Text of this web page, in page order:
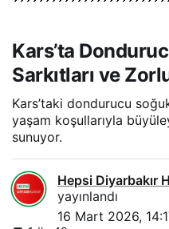
Kars’ta
Sarkıtları ve
Kars’taki dondurucu
yaşam koşullarıyla
sunuyor.
Hepsi Diyarbakır
yayınlandı
16 Mart 2026,